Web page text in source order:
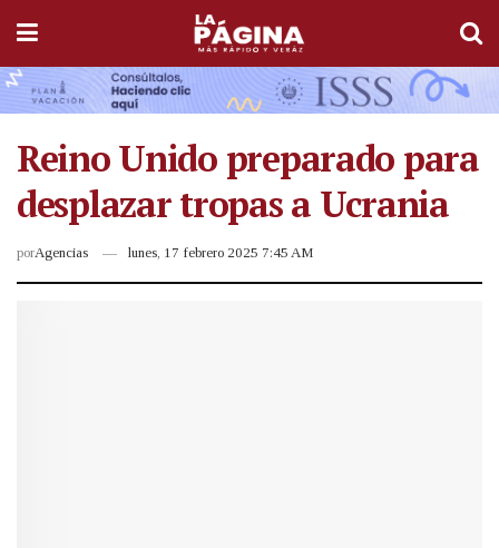
Reino Unido preparado para
desplazar tropas a Ucrania
porAgencias lunes, 17 febrero 2025 7:45 AM